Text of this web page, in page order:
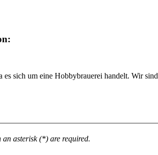
es sich um eine Hobbybrauerei handelt. Wir sind
asterisk (*) are required.